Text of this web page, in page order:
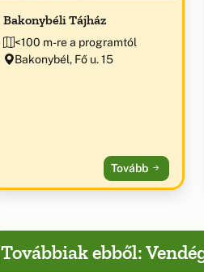
Bakonybéli Tájház
<100 m-re a programtól
Bakonybél, Fő u. 15
Tovább
Továbbiak ebből: